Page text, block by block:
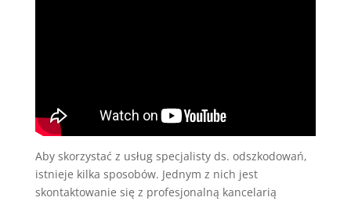
Aby skorzystać z usług specjalisty ds. odszkodowań,
istnieje kilka sposobów. Jednym z nich jest
skontaktowanie się z profesjonalną kancelarią